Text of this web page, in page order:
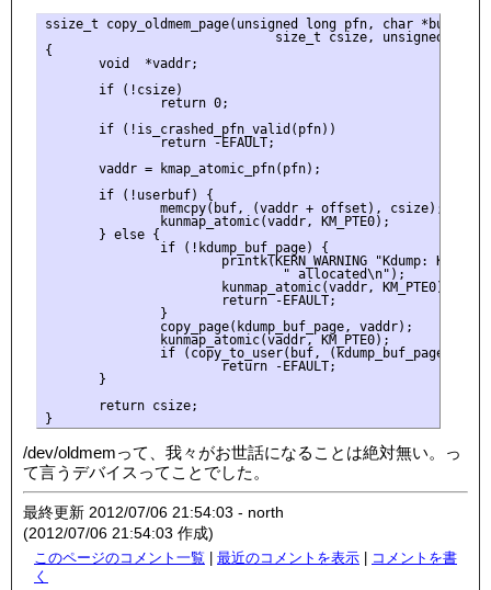
ssize_t copy_oldmem_page(unsigned long pfn, char *buf,
size_t csize, unsigned long
{
       void  *vaddr;
       if (!csize)
               return 0;
       if (!is_crashed_pfn_valid(pfn))
               return -EFAULT;
       vaddr = kmap_atomic_pfn(pfn);
       if (!userbuf) {
               memcpy(buf, (vaddr + offset), csize);
               kunmap_atomic(vaddr, KM_PTE0);
       } else {
               if (!kdump_buf_page) {
printk(KERN_WARNING "Kdump: Kdump
                               " allocated\n");
                       kunmap_atomic(vaddr, KM_PTE0);
                       return -EFAULT;
               }
               copy_page(kdump_buf_page, vaddr);
               kunmap_atomic(vaddr, KM_PTE0);
if (copy_to_user(buf, (kdump_buf_page +
                       return -EFAULT;
       }
       return csize;
/dev/oldmemって、我々がお世話になることは絶対無い。っ
て言うデバイスってことでした。
最終更新 2012/07/06 21:54:03 - north
(2012/07/06 21:54:03 作成)
このページのコメント一覧 | 最近のコメントを表示 | コメントを書
く